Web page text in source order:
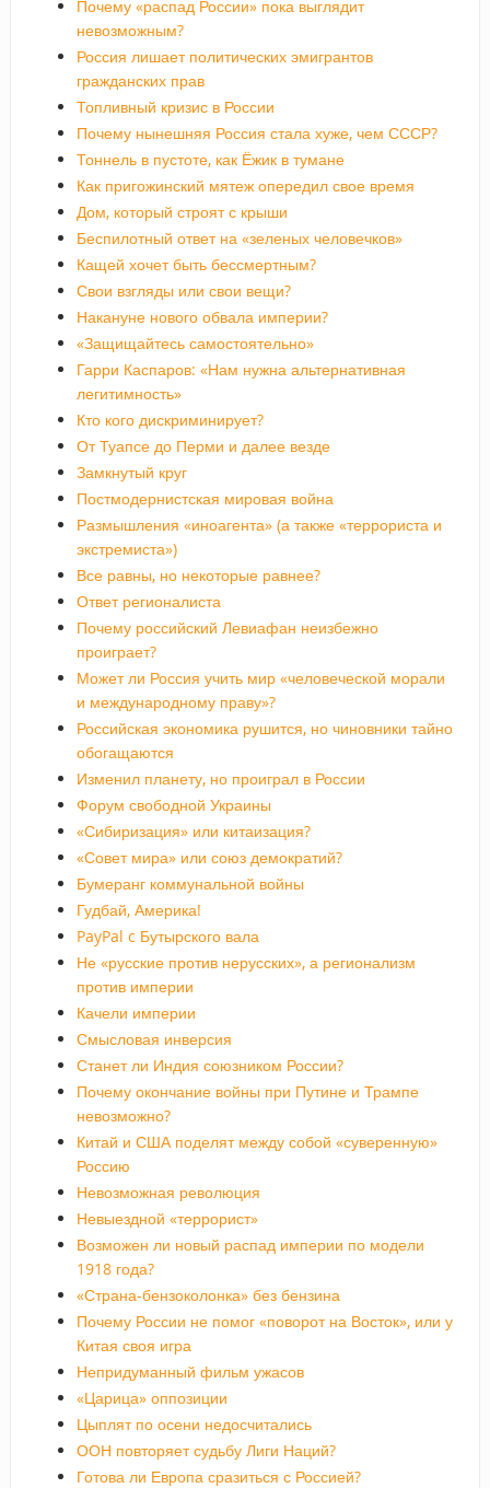
Почему «распад России» пока выглядит
невозможным?
Россия лишает политических эмигрантов
гражданских прав
Топливный кризис в России
Почему нынешняя Россия стала хуже, чем СССР?
Тоннель в пустоте, как Ёжик в тумане
Как пригожинский мятеж опередил свое время
Дом, который строят с крыши
Беспилотный ответ на «зеленых человечков»
Кащей хочет быть бессмертным?
Свои взгляды или свои вещи?
Накануне нового обвала империи?
«Защищайтесь самостоятельно»
Гарри Каспаров: «Нам нужна альтернативная
легитимность»
Кто кого дискриминирует?
От Туапсе до Перми и далее везде
Замкнутый круг
Постмодернистская мировая война
Размышления «иноагента» (а также «террориста и
экстремиста»)
Все равны, но некоторые равнее?
Ответ регионалиста
Почему российский Левиафан неизбежно
проиграет?
Может ли Россия учить мир «человеческой морали
и международному праву»?
Российская экономика рушится, но чиновники тайно
обогащаются
Изменил планету, но проиграл в России
Форум свободной Украины
«Сибиризация» или китаизация?
«Совет мира» или союз демократий?
Бумеранг коммунальной войны
Гудбай, Америка!
PayPal c Бутырского вала
Не «русские против нерусских», а регионализм
против империи
Качели империи
Смысловая инверсия
Станет ли Индия союзником России?
Почему окончание войны при Путине и Трампе
невозможно?
Китай и США поделят между собой «суверенную»
Россию
Невозможная революция
Невыездной «террорист»
Возможен ли новый распад империи по модели
1918 года?
«Страна-бензоколонка» без бензина
Почему России не помог «поворот на Восток», или у
Китая своя игра
Непридуманный фильм ужасов
«Царица» оппозиции
Цыплят по осени недосчитались
ООН повторяет судьбу Лиги Наций?
Готова ли Европа сразиться с Россией?